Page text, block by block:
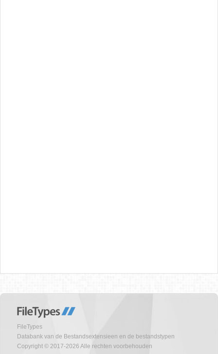
FileTypes
Databank van de Bestandsextensieen en de bestandstypen
Copyright © 2017-2026 Alle rechten voorbehouden